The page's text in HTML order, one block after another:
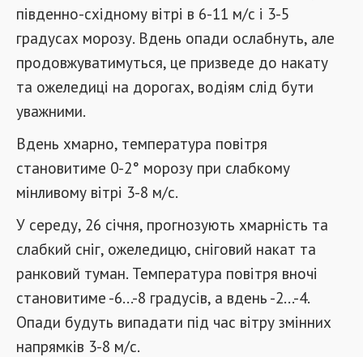
південно-східному вітрі в 6-11 м/с і 3-5
градусах морозу. Вдень опади ослабнуть, але
продовжуватимуться, це призведе до накату
та ожеледиці на дорогах, водіям слід бути
уважними.
Вдень хмарно, температура повітря
становитиме 0-2° морозу при слабкому
мінливому вітрі 3-8 м/с.
У середу, 26 січня, прогнозують хмарність та
слабкий сніг, ожеледицю, сніговий накат та
ранковий туман. Температура повітря вночі
становитиме -6...-8 градусів, а вдень -2...-4.
Опади будуть випадати під час вітру змінних
напрямків 3-8 м/с.